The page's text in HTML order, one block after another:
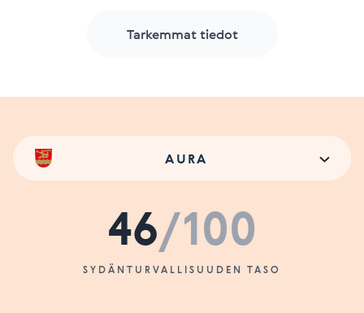
Tarkemmat tiedot
AURA
46/100
SYDÄNTURVALLISUUDEN TASO